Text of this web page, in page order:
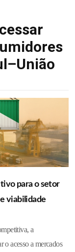
para o setor
viabilidade
a
o acesso a mercados